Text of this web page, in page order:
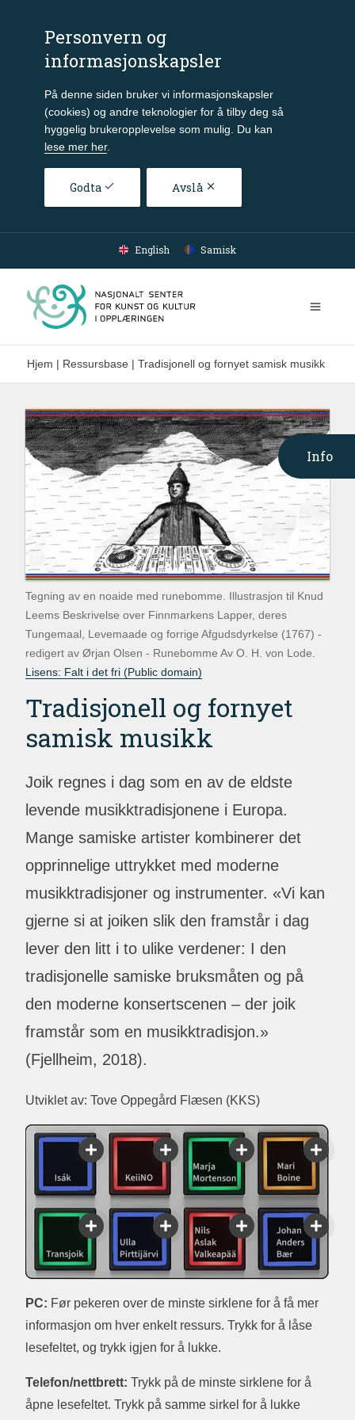
Personvern og
informasjonskapsler
På denne siden bruker vi informasjonskapsler
(cookies) og andre teknologier for å tilby deg så
hyggelig brukeropplevelse som mulig. Du kan
lese mer her.
Godta Avslå
Gå til hovedinnhold
English Samisk
Hjem | Ressursbase | Tradisjonell og fornyet samisk musikk
Info
Tegning av en noaide med runebomme. Illustrasjon til Knud
Leems Beskrivelse over Finnmarkens Lapper, deres
Tungemaal, Levemaade og forrige Afgudsdyrkelse (1767) -
redigert av Ørjan Olsen - Runebomme Av O. H. von Lode.
Lisens: Falt i det fri (Public domain)
Tradisjonell og fornyet
samisk musikk
Joik regnes i dag som en av de eldste
levende musikktradisjonene i Europa.
Mange samiske artister kombinerer det
opprinnelige uttrykket med moderne
musikktradisjoner og instrumenter. «Vi kan
gjerne si at joiken slik den framstår i dag
lever den litt i to ulike verdener: I den
tradisjonelle samiske bruksmåten og på
den moderne konsertscenen – der joik
framstår som en musikktradisjon.»
(Fjellheim, 2018).
Utviklet av: Tove Oppegård Flæsen (KKS)
PC: Før pekeren over de minste sirklene for å få mer
informasjon om hver enkelt ressurs. Trykk for å låse
lesefeltet, og trykk igjen for å lukke.
Telefon/nettbrett: Trykk på de minste sirklene for å
åpne lesefeltet. Trykk på samme sirkel for å lukke